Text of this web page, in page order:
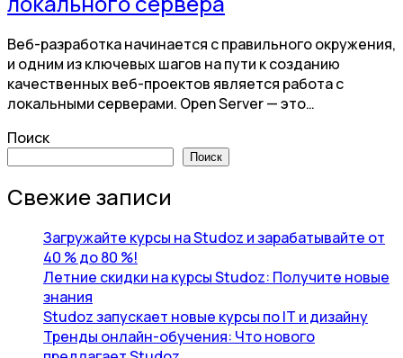
Веб-разработка начинается с правильного окружения,
и одним из ключевых шагов на пути к созданию
качественных веб-проектов является работа с
локальными серверами. Open Server — это…
Поиск
Поиск
Свежие записи
Загружайте курсы на Studoz и зарабатывайте от
40 % до 80 %!
Летние скидки на курсы Studoz: Получите новые
знания
Studoz запускает новые курсы по IT и дизайну
Тренды онлайн-обучения: Что нового